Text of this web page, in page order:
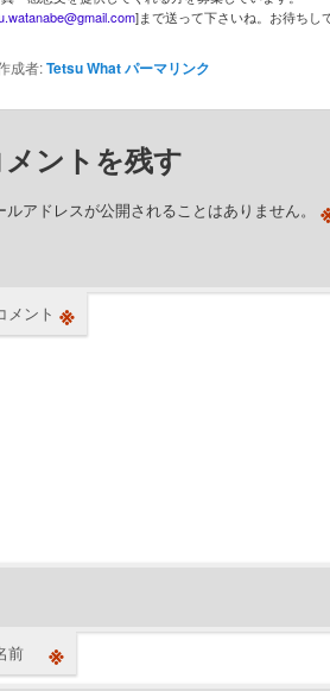
]まで送って下さいね。お待ち
成者:Tetsu Whatパーマリンク
メントを残す
ルアドレスが公開されることはありません。
メント ※
前 ※